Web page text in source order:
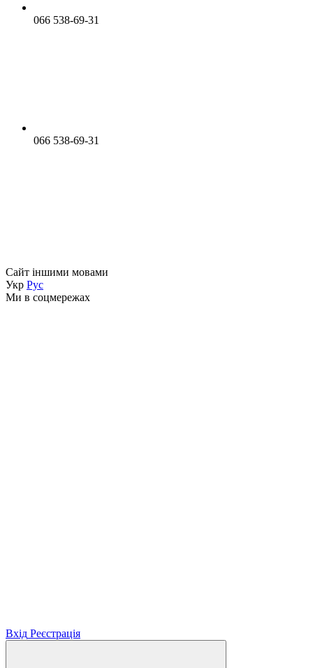
066 538-69-31
066 538-69-31
Сайт іншими мовами
Укр Рус
Ми в соцмережах
Вхід Реєстрація